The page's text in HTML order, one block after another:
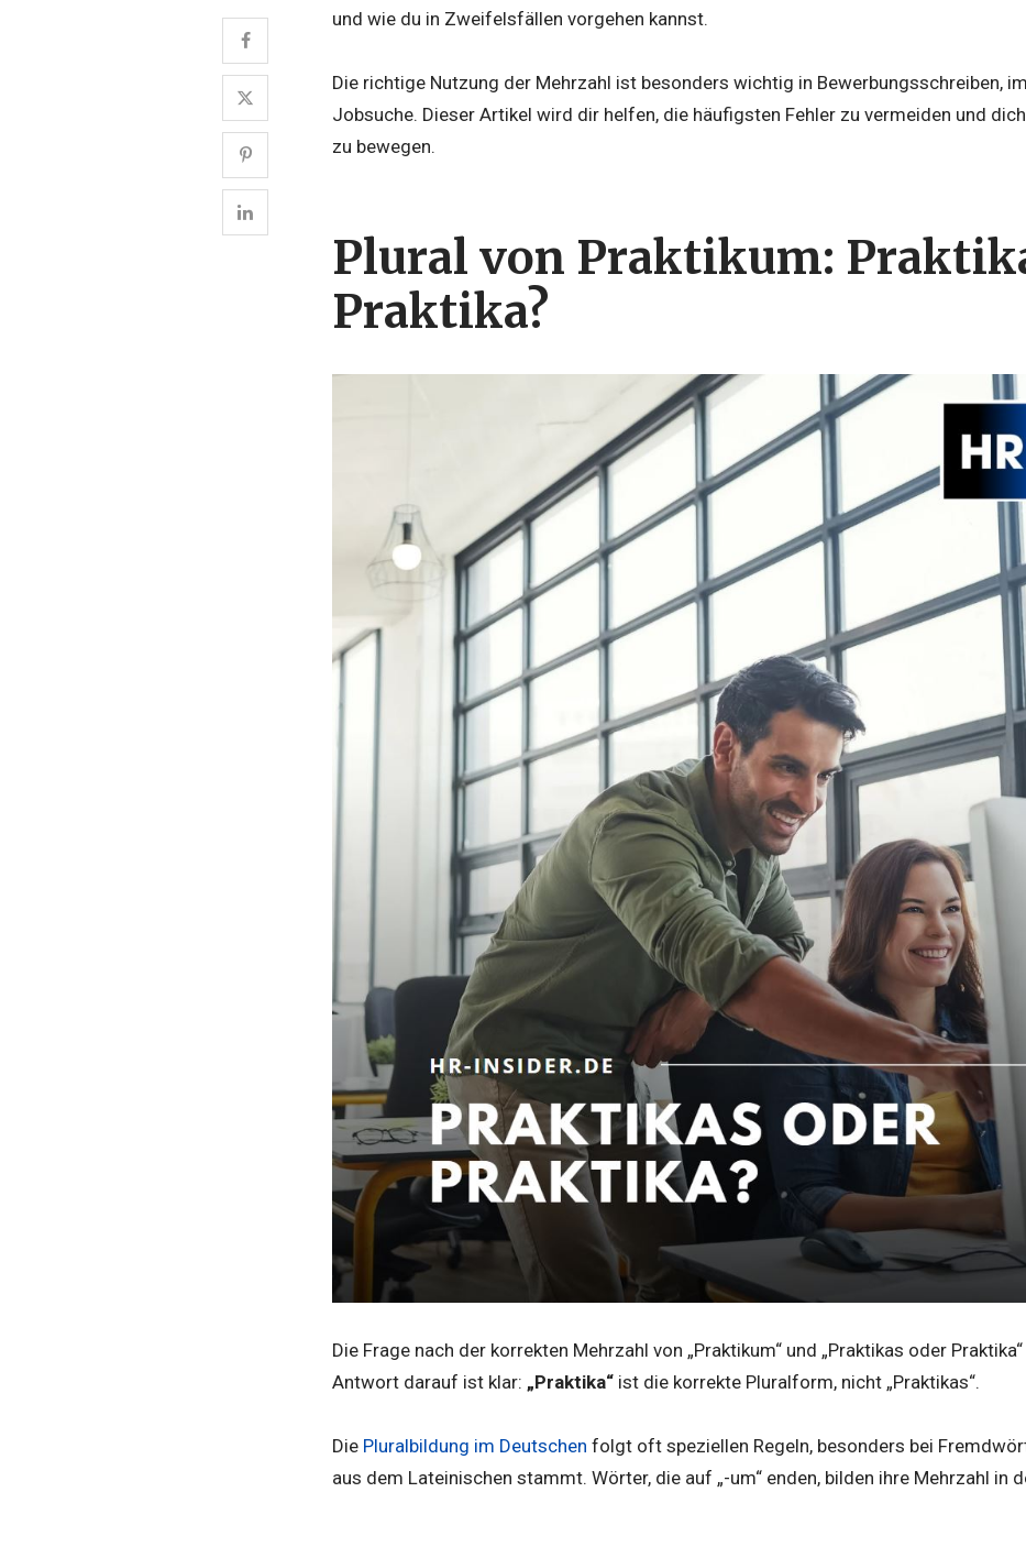
und wie du in Zweifelsfällen vorgehen kannst.
Die richtige Nutzung der Mehrzahl ist besonders wichtig in Bewerbungsschreiben,
Jobsuche. Dieser Artikel wird dir helfen, die häufigsten Fehler zu vermeiden und
zu bewegen.
Plural von Praktikum:
Praktika?
Die Frage nach der korrekten Mehrzahl von „Praktikum“ und „Praktikas oder
Antwort darauf ist klar: „Praktika“ ist die korrekte Pluralform, nicht „Praktikas“.
Die Pluralbildung im Deutschen folgt oft speziellen Regeln, besonders bei
aus dem Lateinischen stammt. Wörter, die auf „-um“ enden, bilden ihre Mehrzahl in